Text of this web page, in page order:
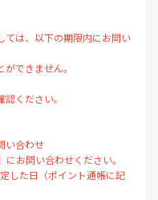
ては、以下の期限内にお問い
できません。
認ください。
い合わせ
お問い合わせください。
た日（ポイント通帳に記